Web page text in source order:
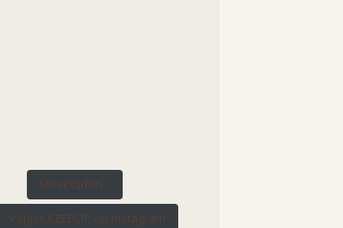
Meer laden...
Volg HUIZEDOP op Instagram